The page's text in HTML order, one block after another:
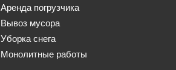
Аренда погрузчика
Вывоз мусора
Уборка снега
Монолитные работы